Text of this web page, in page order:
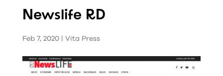
Newslife RD
Feb 7, 2020| Vita Press